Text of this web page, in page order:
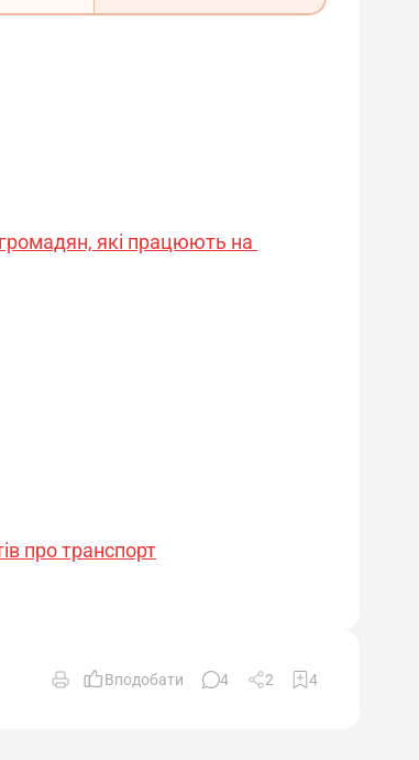
громадян, які працюють на
про транспорт
Вподобати 4 2 4